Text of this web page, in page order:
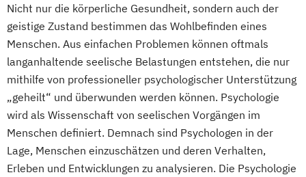
in"
Heilpraktiker/-in für Psychotherapie
Fachrichtung "Systemische Beratung"
Konfliktmanager/in
NLP Tools in der psychologischen
Beratungspraxis
Paarberater/ -in
Paarberater/-in + Systemische/r Berater/-
in
Nicht nur die körperliche Gesundheit, sondern auch der
geistige Zustand bestimmen das Wohlbefinden eines
Menschen. Aus einfachen Problemen können oftmals
langanhaltende seelische Belastungen entstehen, die nur
mithilfe von professioneller psychologischer Unterstützung
„geheilt“ und überwunden werden können. Psychologie
wird als Wissenschaft von seelischen Vorgängen im
Menschen definiert. Demnach sind Psychologen in der
Lage, Menschen einzuschätzen und deren Verhalten,
Erleben und Entwicklungen zu analysieren. Die Psychologie